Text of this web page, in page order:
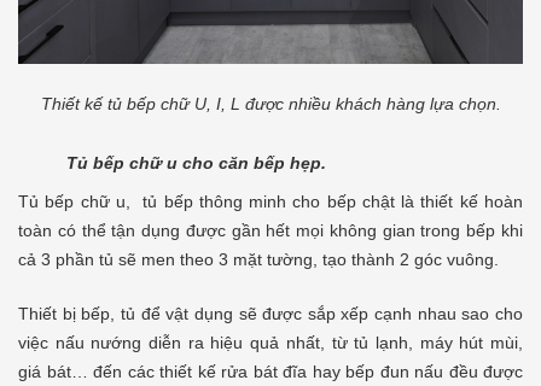
Thiết kế tủ bếp chữ U, I, L được nhiều khách hàng lựa chọn.
Tủ bếp chữ u cho căn bếp hẹp.
Tủ bếp chữ u, tủ bếp thông minh cho bếp chật là thiết kế hoàn
toàn có thể tận dụng được gần hết mọi không gian trong bếp khi
cả 3 phần tủ sẽ men theo 3 mặt tường, tạo thành 2 góc vuông.
Thiết bị bếp, tủ để vật dụng sẽ được sắp xếp cạnh nhau sao cho
việc nấu nướng diễn ra hiệu quả nhất, từ tủ lạnh, máy hút mùi,
giá bát… đến các thiết kế rửa bát đĩa hay bếp đun nấu đều được